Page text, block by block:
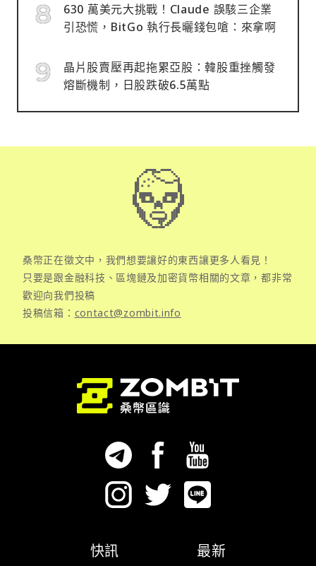
630 萬美元大挑戰！Claude 誤駭三企業
引恐慌，BitGo 執行長曬錢包嗆：來拿啊
晶片股賣壓再起拖累亞股：韓股重挫觸發
熔斷機制，日股跌破6.5萬點
桑幣正在徵文中，我們想要讓好的東西讓更多人看見！
只要是跟金融科技、區塊鏈及加密貨幣相關的文章，都非常
歡迎向我們投稿
投稿信箱： contact@zombit.info
快訊
最新